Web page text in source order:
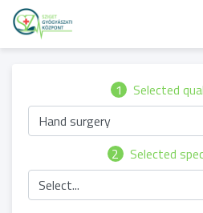
1
Selected
Hand surgery
2
Selected
Select...